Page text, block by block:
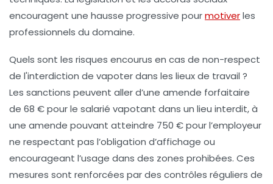
encouragent une hausse progressive pourmotiverles
professionnels du domaine.
Quels sont les risques encourus en cas de non-respect
de l'interdiction de vapoter dans les lieux de travail ?
Les sanctions peuvent aller d’une amende forfaitaire
de 68 € pour le salarié vapotant dans un lieu interdit, à
une amende pouvant atteindre 750 € pour l’employeur
ne respectant pas l’obligation d’affichage ou
encourageant l’usage dans des zones prohibées. Ces
mesures sont renforcées par des contrôles réguliers de